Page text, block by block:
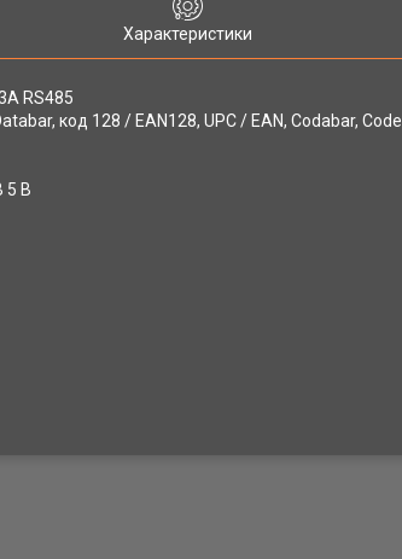
Характеристики
RS485
код 128 / EAN128, UPC / EAN, Codabar,
5 В